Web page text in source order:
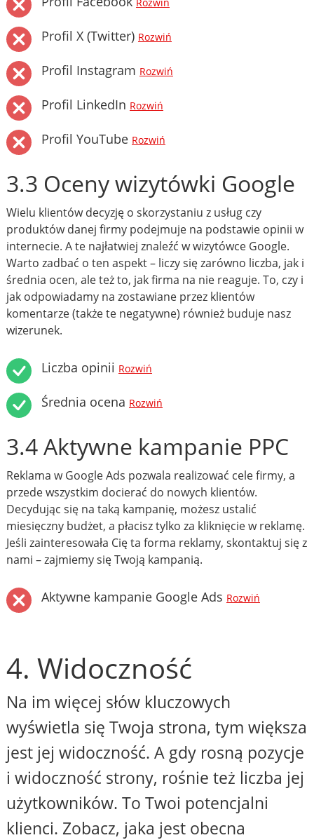
Rozwiń
Profil X (Twitter) Rozwiń
Profil Instagram Rozwiń
Profil LinkedIn Rozwiń
Profil YouTube Rozwiń
3.3 Oceny wizytówki Google
Wielu klientów decyzję o skorzystaniu z usług czy
produktów danej firmy podejmuje na podstawie opinii w
internecie. A te najłatwiej znaleźć w wizytówce Google.
Warto zadbać o ten aspekt – liczy się zarówno liczba, jak i
średnia ocen, ale też to, jak firma na nie reaguje. To, czy i
jak odpowiadamy na zostawiane przez klientów
komentarze (także te negatywne) również buduje nasz
wizerunek.
Liczba opinii Rozwiń
Średnia ocena Rozwiń
3.4 Aktywne kampanie PPC
Reklama w Google Ads pozwala realizować cele firmy, a
przede wszystkim docierać do nowych klientów.
Decydując się na taką kampanię, możesz ustalić
miesięczny budżet, a płacisz tylko za kliknięcie w reklamę.
Jeśli zainteresowała Cię ta forma reklamy, skontaktuj się z
nami – zajmiemy się Twoją kampanią.
Aktywne kampanie Google Ads Rozwiń
4. Widoczność
Na im więcej słów kluczowych
wyświetla się Twoja strona, tym większa
jest jej widoczność. A gdy rosną pozycje
i widoczność strony, rośnie też liczba jej
użytkowników. To Twoi potencjalni
klienci. Zobacz, jaka jest obecna